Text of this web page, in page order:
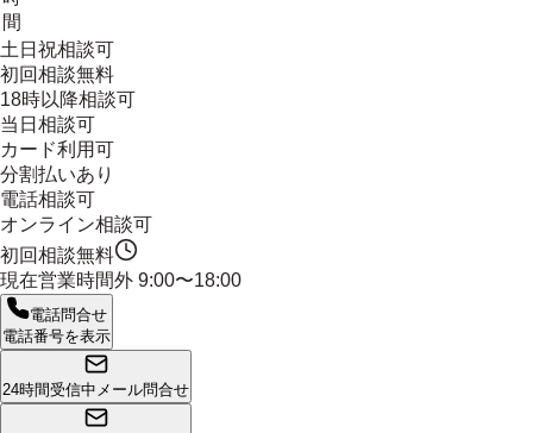
間
土日祝相談可
初回相談無料
18時以降相談可
当日相談可
カード利用可
分割払いあり
電話相談可
オンライン相談可
初回相談無料
現在営業時間外 9:00〜18:00
電話問合せ
電話番号を表示
24時間受信中 メール問合せ